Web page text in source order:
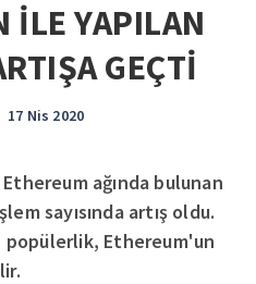
İLE YAPILAN
GEÇTİ
17 Nis 2020
ağında bulunan
sayısında artış oldu.
Ethereum'un